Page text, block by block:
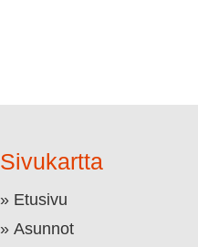
Sivukartta
Etusivu
Asunnot